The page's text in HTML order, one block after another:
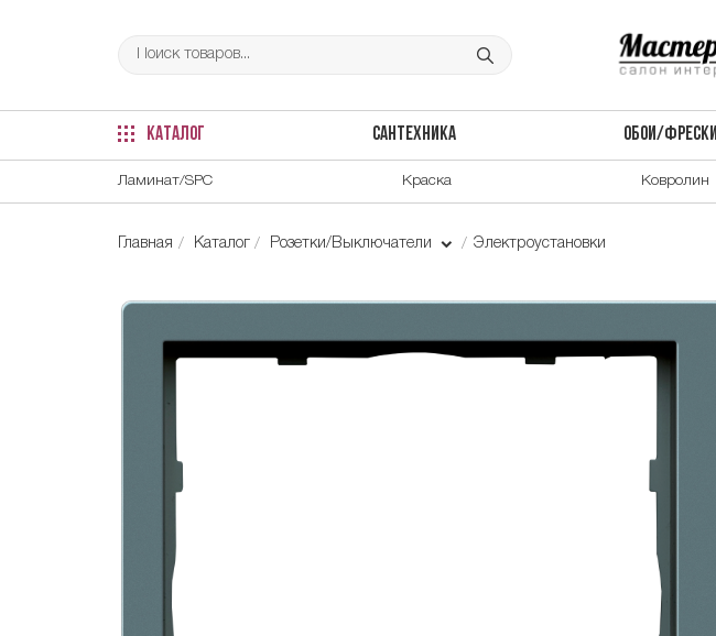
КАТАЛОГ САНТЕХНИКА ОБОИ/ФРЕСКИ
Ламинат/SPC Краска Ковролин
Главная Каталог Розетки/Выключатели Электроустановки